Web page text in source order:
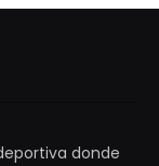
donde